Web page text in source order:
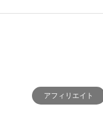
アフィリエイト